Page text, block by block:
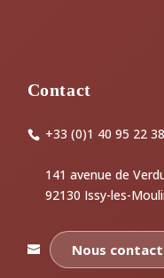
Contact
+33 (0)1 40 95 22 38
141 avenue de
92130 Issy-les-
Nous